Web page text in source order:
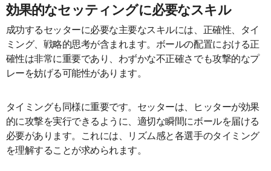
効果的なセッティングに必要なスキル
成功するセッターに必要な主要なスキルには、正確性、タイ
ミング、戦略的思考が含まれます。ボールの配置における正
確性は非常に重要であり、わずかな不正確さでも攻撃的なプ
レーを妨げる可能性があります。
タイミングも同様に重要です。セッターは、ヒッターが効果
的に攻撃を実行できるように、適切な瞬間にボールを届ける
必要があります。これには、リズム感と各選手のタイミング
を理解することが求められます。